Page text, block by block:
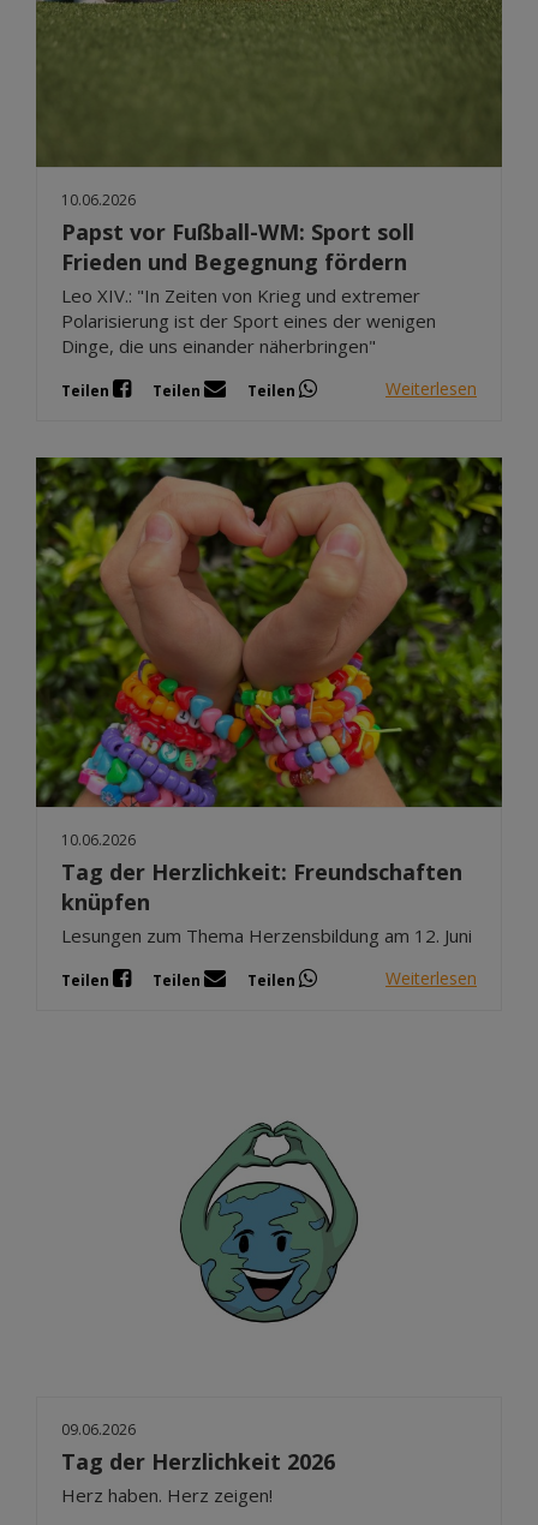
10.06.2026
Papst vor Fußball-WM: Sport soll
Frieden und Begegnung fördern
Leo XIV.: "In Zeiten von Krieg und extremer
Polarisierung ist der Sport eines der wenigen
Dinge, die uns einander näherbringen"
Teilen Teilen Teilen Weiterlesen
10.06.2026
Tag der Herzlichkeit: Freundschaften
knüpfen
Lesungen zum Thema Herzensbildung am 12. Juni
Teilen Teilen Teilen Weiterlesen
09.06.2026
Tag der Herzlichkeit 2026
Herz haben. Herz zeigen!